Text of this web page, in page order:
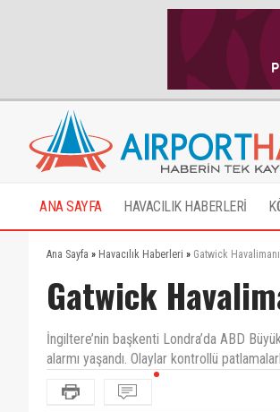
ANA SAYFA HAVACILIK HABERLERİ
Ana Sayfa » Havacılık Haberleri » Gatwick
Gatwick
İngiltere’nin başkenti Londra’da ABD
alarmı yaşandı. Olaylar kontrollü